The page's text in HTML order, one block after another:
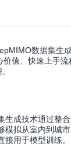
数据集生
值、快速上手
成技术通过整
拟从室内到城
用于模型训练。